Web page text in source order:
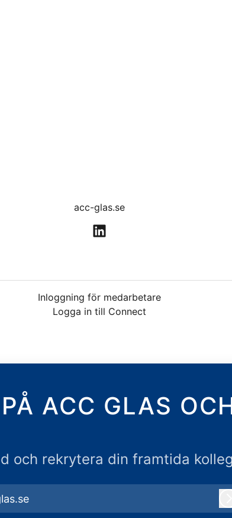
acc-glas.se
Inloggning för medarbetare
Logga in till Connect
ACC GLAS
och rekrytera din framtida